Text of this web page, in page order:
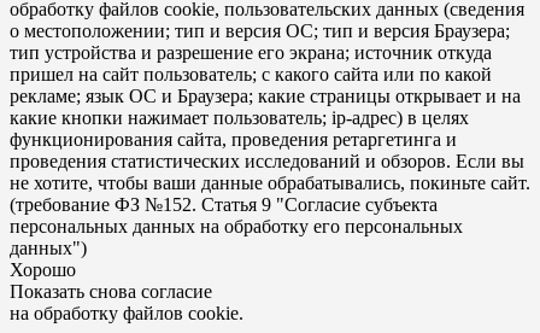
обработку файлов cookie, пользовательских данных (сведения
о местоположении; тип и версия ОС; тип и версия Браузера;
тип устройства и разрешение его экрана; источник откуда
пришел на сайт пользователь; с какого сайта или по какой
рекламе; язык ОС и Браузера; какие страницы открывает и на
какие кнопки нажимает пользователь; ip-адрес) в целях
функционирования сайта, проведения ретаргетинга и
проведения статистических исследований и обзоров. Если вы
не хотите, чтобы ваши данные обрабатывались, покиньте сайт.
(требование ФЗ №152. Статья 9 "Согласие субъекта
персональных данных на обработку его персональных
данных")
Хорошо
Показать снова согласие
на обработку файлов cookie.